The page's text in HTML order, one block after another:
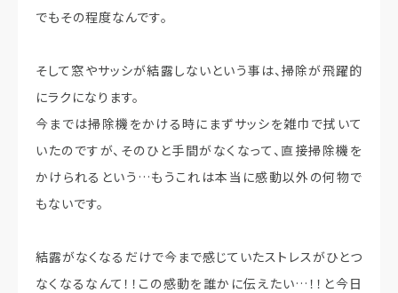
でもその程度なんです。
そして窓やサッシが結露しないという事は、掃除が飛躍的
にラクになります。
今までは掃除機をかける時にまずサッシを雑巾で拭いて
いたのですが、そのひと手間がなくなって、直接掃除機を
かけられるという…もうこれは本当に感動以外の何物で
もないです。
結露がなくなるだけで今まで感じていたストレスがひとつ
なくなるなんて！！この感動を誰かに伝えたい…！！と今日